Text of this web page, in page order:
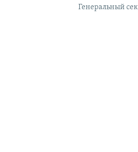
Генеральный